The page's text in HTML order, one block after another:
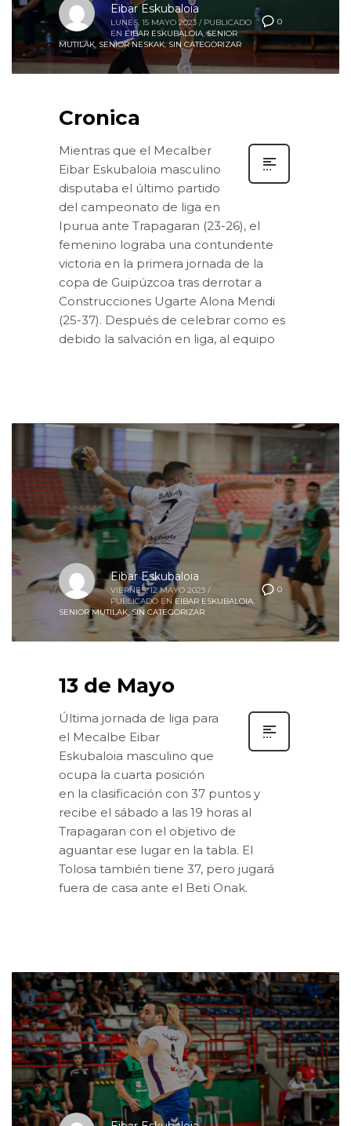
0
Eibar Eskubaloia
LUNES, 15 MAYO 2023 / PUBLICADO
EN EIBAR ESKUBALOIA,SENIOR
MUTILAK, SENIOR NESKAK,SIN CATEGORIZAR
Cronica
Mientras que el Mecalber
Eibar Eskubaloia masculino
disputaba el último partido
del campeonato de liga en
Ipurua ante Trapagaran (23-26), el
femenino lograba una contundente
victoria en la primera jornada de la
copa de Guipúzcoa tras derrotar a
Construcciones Ugarte Alona Mendi
(25-37). Después de celebrar como es
debido la salvación en liga, al equipo
0
Eibar Eskubaloia
VIERNES, 12 MAYO 2023 /
PUBLICADO EN EIBAR ESKUBALOIA,
SENIOR MUTILAK,SIN CATEGORIZAR
13 de Mayo
Última jornada de liga para
el Mecalbe Eibar
Eskubaloia masculino que
ocupa la cuarta posición
en la clasificación con 37 puntos y
recibe el sábado a las 19 horas al
Trapagaran con el objetivo de
aguantar ese lugar en la tabla. El
Tolosa también tiene 37, pero jugará
fuera de casa ante el Beti Onak.